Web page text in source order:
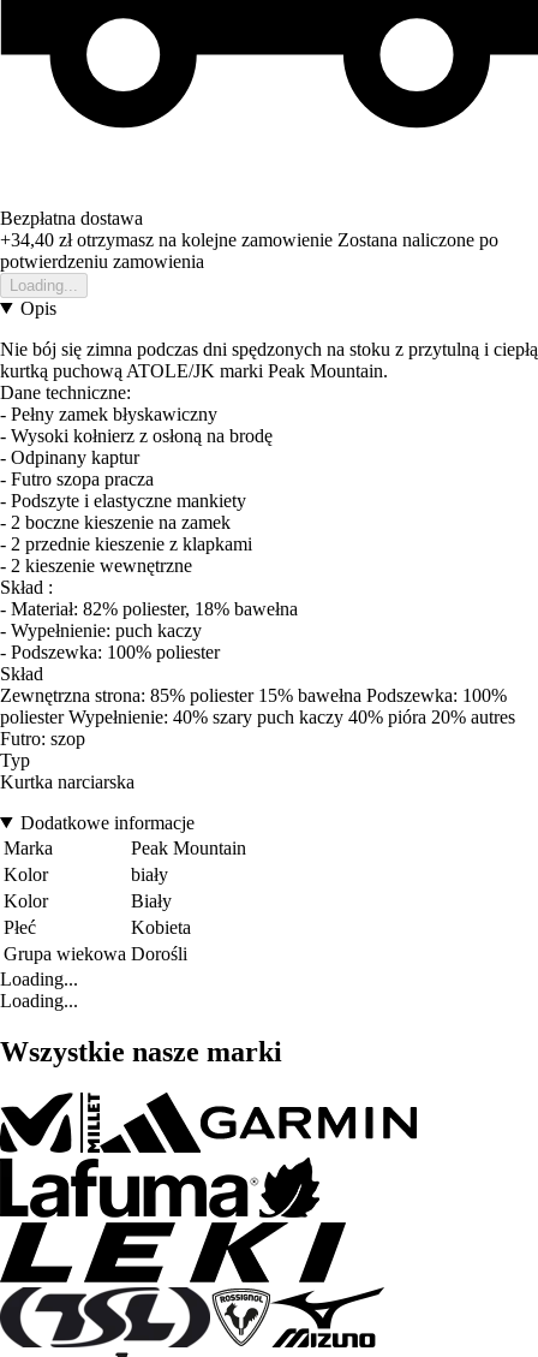
Bezpłatna dostawa
+34,40 złotrzymasz na kolejne zamowienie Zostana naliczone po
potwierdzeniu zamowienia
Loading...
Opis
Nie bój się zimna podczas dni spędzonych na stoku z przytulną i ciepłą
kurtką puchową ATOLE/JK marki Peak Mountain.
Dane techniczne:
- Pełny zamek błyskawiczny
- Wysoki kołnierz z osłoną na brodę
- Odpinany kaptur
- Futro szopa pracza
- Podszyte i elastyczne mankiety
- 2 boczne kieszenie na zamek
- 2 przednie kieszenie z klapkami
- 2 kieszenie wewnętrzne
Skład :
- Materiał: 82% poliester, 18% bawełna
- Wypełnienie: puch kaczy
- Podszewka: 100% poliester
Skład
Zewnętrzna strona: 85% poliester 15% bawełna Podszewka: 100%
poliester Wypełnienie: 40% szary puch kaczy 40% pióra 20% autres
Futro: szop
Typ
Kurtka narciarska
Dodatkowe informacje
Marka
Peak Mountain
Kolor
biały
Kolor
Biały
Płeć
Kobieta
Grupa wiekowa Dorośli
Loading...
Loading...
Wszystkie nasze marki